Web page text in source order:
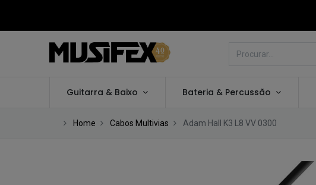
Guitarra & Baixo Bateria & Percussão
Home Cabos Multivias Adam Hall K3 L8 VV 0300